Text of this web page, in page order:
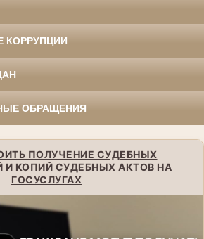
КОРРУПЦИИ
ОБРАЩЕНИЯ
ПОЛУЧЕНИЕ СУДЕБНЫХ
И КОПИЙ СУДЕБНЫХ АКТОВ НА
ГОСУСЛУГАХ